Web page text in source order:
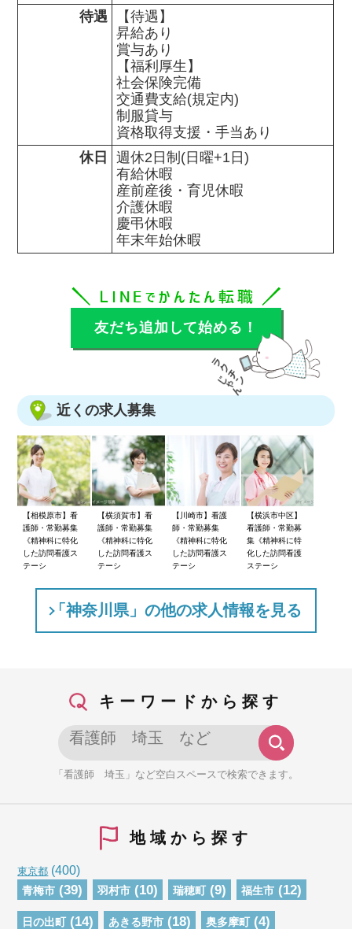
待遇
【待遇】
昇給あり
賞与あり
【福利厚生】
社会保険完備
交通費支給(規定内)
制服貸与
資格取得支援・手当あり
休日
週休2日制(日曜+1日)
有給休暇
産前産後・育児休暇
介護休暇
慶弔休暇
年末年始休暇
友だち追加して始める！
近くの求人募集
【相模原市】看
護師・常勤募集
《精神科に特化
した訪問看護ス
テーシ
【横須賀市】看
護師・常勤募集
《精神科に特化
した訪問看護ス
テーシ
【川崎市】看護
師・常勤募集
《精神科に特化
した訪問看護ス
テーシ
【横浜市中区】
看護師・常勤募
集《精神科に特
化した訪問看護
ステーシ
「神奈川県」の他の求人情報を見る
キーワードから探す
「看護師 埼玉」など空白スペースで検索できます。
地域から探す
東京都 (400)
青梅市 (39) 羽村市 (10) 瑞穂町 (9) 福生市 (12)
日の出町 (14) あきる野市 (18) 奥多摩町 (4)